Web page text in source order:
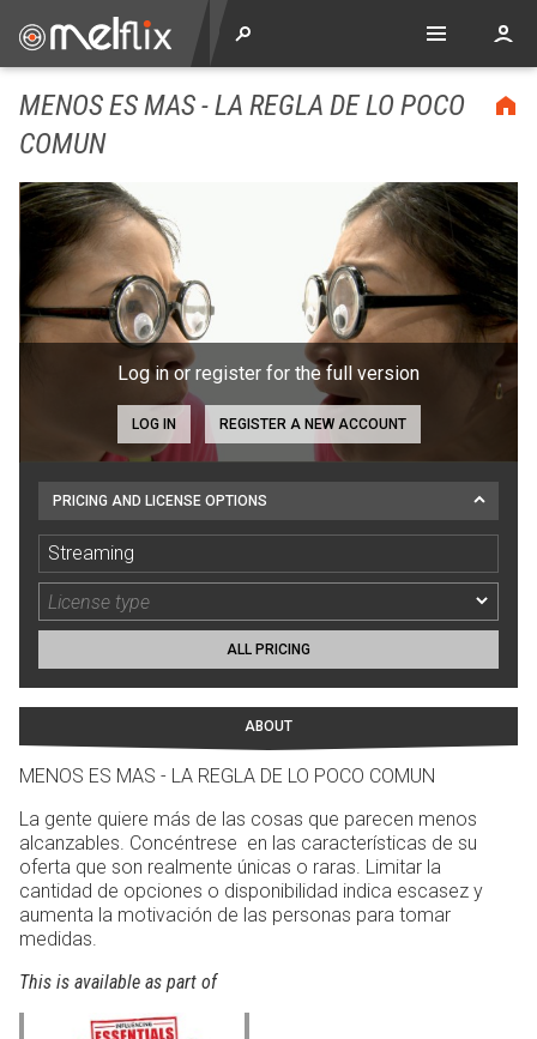
MENOS ES MAS - LA REGLA DE LO POCO
COMUN
Log in or register for the full version
LOG IN REGISTER A NEW ACCOUNT
PRICING AND LICENSE OPTIONS
Streaming
ALL PRICING
ABOUT
MENOS ES MAS - LA REGLA DE LO POCO COMUN
La gente quiere más de las cosas que parecen menos
alcanzables. Concéntrese en las características de su
oferta que son realmente únicas o raras. Limitar la
cantidad de opciones o disponibilidad indica escasez y
aumenta la motivación de las personas para tomar
medidas.
This is available as part of